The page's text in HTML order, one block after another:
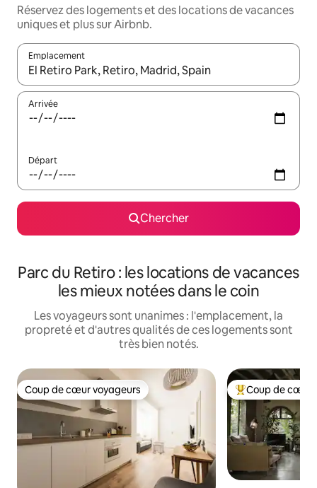
Réservez des logements et des locations de vacances
uniques et plus sur Airbnb.
Emplacement
Quand les résultats sont affichés, parcourez-les en utilisant
Arrivée
Départ
Chercher
Parc du Retiro : les locations de vacances
les mieux notées dans le coin
Les voyageurs sont unanimes : l'emplacement, la
propreté et d'autres qualités de ces logements sont
très bien notés.
Coup de cœur voyageurs
Coup de cœur voyageurs Coup de cœur
Coup de cœur